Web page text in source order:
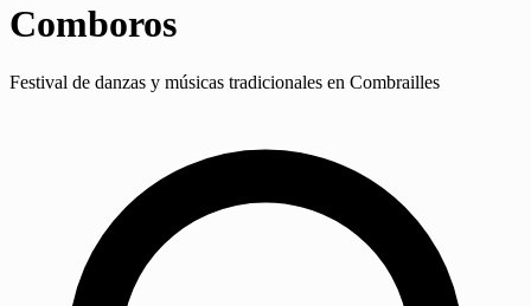
Comboros
Festival de danzas y músicas tradicionales en Combrailles